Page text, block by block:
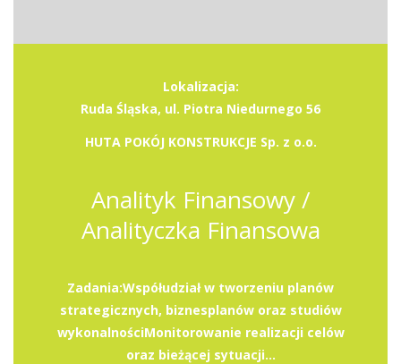
Lokalizacja:
Ruda Śląska, ul. Piotra Niedurnego 56
HUTA POKÓJ KONSTRUKCJE Sp. z o.o.
Analityk Finansowy /
Analityczka Finansowa
Zadania:Współudział w tworzeniu planów
strategicznych, biznesplanów oraz studiów
wykonalnościMonitorowanie realizacji celów
oraz bieżącej sytuacji...